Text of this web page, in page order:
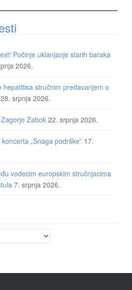
Počinje uklanjanje starih baraka
2026.
hepatitisa stručnim predavanjem o
28. srpnja 2026.
Zabok 22. srpnja 2026.
„Snaga podrške” 17.
vodećim europskim stručnjacima
7. srpnja 2026.